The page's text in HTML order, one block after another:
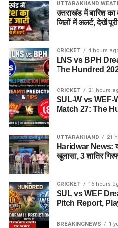
UTTARAKHAND
उत्तराखंड में बारिश
जिलों में अलर्ट, देखें पूरी
CRICKET 4 hours
LNS vs BPH
The Hundred
CRICKET 21 hours
SUL-W vs WEF-
Match 27: The
UTTARAKHAND 21
Haridwar News:
खुलासा, 3 शातिर
CRICKET 16 hours
SUL vs WEF
Pitch Report,
BREAKINGNEWS 1